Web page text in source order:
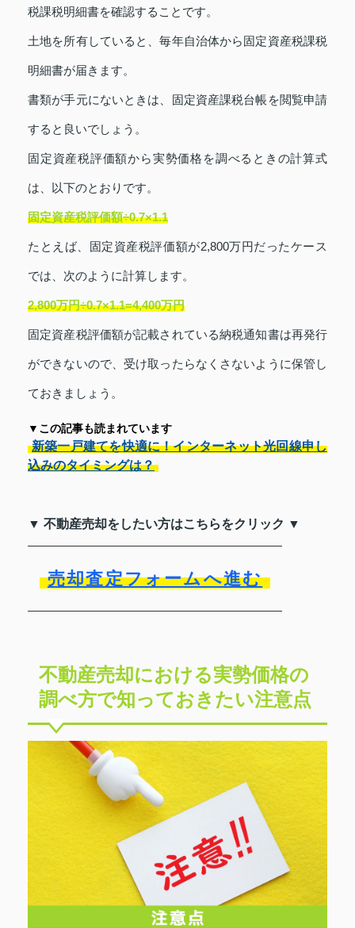
税課税明細書を確認することです。
土地を所有していると、毎年自治体から固定資産税課税
明細書が届きます。
書類が手元にないときは、固定資産課税台帳を閲覧申請
すると良いでしょう。
固定資産税評価額から実勢価格を調べるときの計算式
は、以下のとおりです。
固定資産税評価額÷0.7×1.1
たとえば、固定資産税評価額が2,800万円だったケース
では、次のように計算します。
2,800万円÷0.7×1.1=4,400万円
固定資産税評価額が記載されている納税通知書は再発行
ができないので、受け取ったらなくさないように保管し
ておきましょう。
▼この記事も読まれています
新築一戸建てを快適に！インターネット光回線申し
込みのタイミングは？
▼ 不動産売却をしたい方はこちらをクリック ▼
売却査定フォームへ進む
不動産売却における実勢価格の
調べ方で知っておきたい注意点